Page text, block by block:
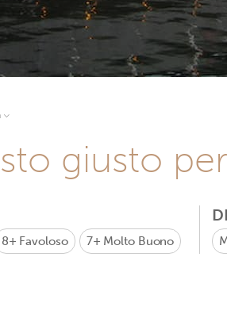
giusto
8+ Favoloso 7+ Molto Buono